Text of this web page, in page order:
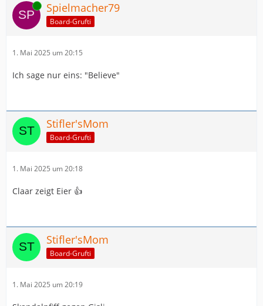
Online Spielmacher79
Board-Grufti
1. Mai 2025 um 20:15
Ich sage nur eins: "Believe"
Stifler'sMom
Board-Grufti
1. Mai 2025 um 20:18
Claar zeigt Eier 👍
Stifler'sMom
Board-Grufti
1. Mai 2025 um 20:19